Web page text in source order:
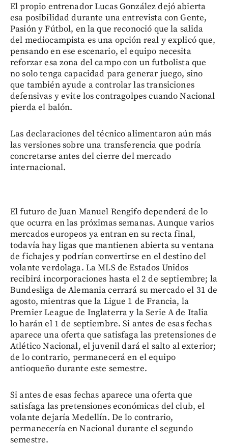
El propio entrenador Lucas González dejó abierta
esa posibilidad durante una entrevista con Gente,
Pasión y Fútbol, en la que reconoció que la salida
del mediocampista es una opción real y explicó que,
pensando en ese escenario, el equipo necesita
reforzar esa zona del campo con un futbolista que
no solo tenga capacidad para generar juego, sino
que también ayude a controlar las transiciones
defensivas y evite los contragolpes cuando Nacional
pierda el balón.
Las declaraciones del técnico alimentaron aún más
las versiones sobre una transferencia que podría
concretarse antes del cierre del mercado
internacional.
El futuro de Juan Manuel Rengifo dependerá de lo
que ocurra en las próximas semanas. Aunque varios
mercados europeos ya entran en su recta final,
todavía hay ligas que mantienen abierta su ventana
de fichajes y podrían convertirse en el destino del
volante verdolaga. La MLS de Estados Unidos
recibirá incorporaciones hasta el 2 de septiembre; la
Bundesliga de Alemania cerrará su mercado el 31 de
agosto, mientras que la Ligue 1 de Francia, la
Premier League de Inglaterra y la Serie A de Italia
lo harán el 1 de septiembre. Si antes de esas fechas
aparece una oferta que satisfaga las pretensiones de
Atlético Nacional, el juvenil dará el salto al exterior;
de lo contrario, permanecerá en el equipo
antioqueño durante este semestre.
Si antes de esas fechas aparece una oferta que
satisfaga las pretensiones económicas del club, el
volante dejaría Medellín. De lo contrario,
permanecería en Nacional durante el segundo
semestre.